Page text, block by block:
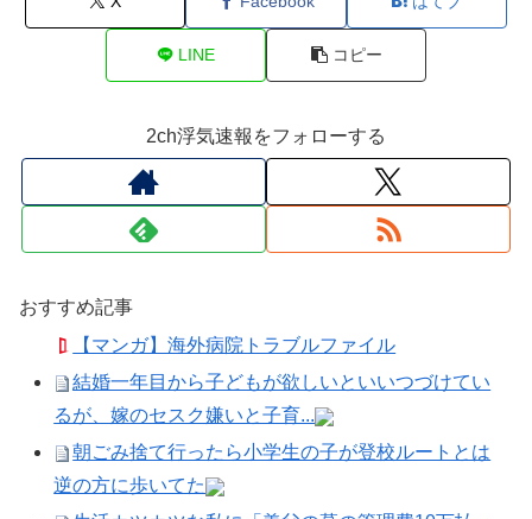
LINE コピー
2ch浮気速報をフォローする
おすすめ記事
【マンガ】海外病院トラブルファイル
結婚一年目から子どもが欲しいといいつづけてい
るが、嫁のセスク嫌いと子育...
朝ごみ捨て行ったら小学生の子が登校ルートとは
逆の方に歩いてた